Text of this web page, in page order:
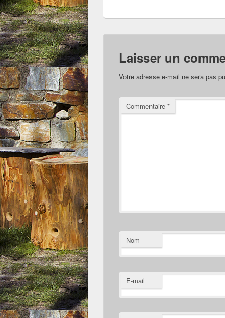
Laisser un
Votre adresse e-mail ne sera pas
Commentaire *
Nom
E-mail